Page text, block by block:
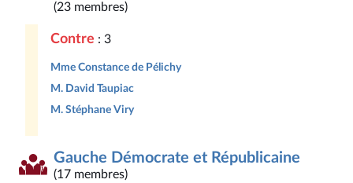
(23 membres)
Contre : 3
Mme Constance de Pélichy
M. David Taupiac
M. Stéphane Viry
Gauche Démocrate et Républicaine
(17 membres)